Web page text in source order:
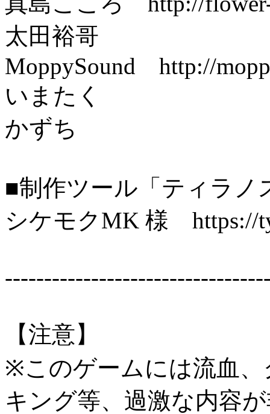
太田裕哥
MoppySound http://
いまたく
かずち
■制作ツール「ティラノ
シケモクMK 様 https://
【注意】
※このゲームには流血
キング等、過激な内容